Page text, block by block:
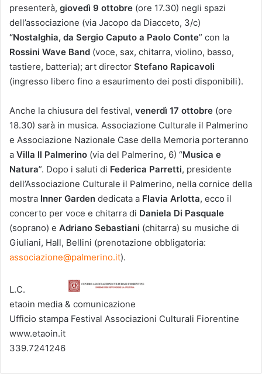
presenterà, giovedì 9 ottobre (ore 17.30) negli spazi
dell’associazione (via Jacopo da Diacceto, 3/c)
“Nostalghia, da Sergio Caputo a Paolo Conte” con la
Rossini Wave Band (voce, sax, chitarra, violino, basso,
tastiere, batteria); art director Stefano Rapicavoli
(ingresso libero fino a esaurimento dei posti disponibili).
Anche la chiusura del festival, venerdì 17 ottobre (ore
18.30) sarà in musica. Associazione Culturale il Palmerino
e Associazione Nazionale Case della Memoria porteranno
a Villa Il Palmerino (via del Palmerino, 6) “Musica e
Natura”. Dopo i saluti di Federica Parretti, presidente
dell’Associazione Culturale il Palmerino, nella cornice della
mostra Inner Garden dedicata a Flavia Arlotta, ecco il
concerto per voce e chitarra di Daniela Di Pasquale
(soprano) e Adriano Sebastiani (chitarra) su musiche di
Giuliani, Hall, Bellini (prenotazione obbligatoria:
associazione@palmerino.it).
L.C.
etaoin media & comunicazione
Ufficio stampa Festival Associazioni Culturali Fiorentine
www.etaoin.it
339.7241246